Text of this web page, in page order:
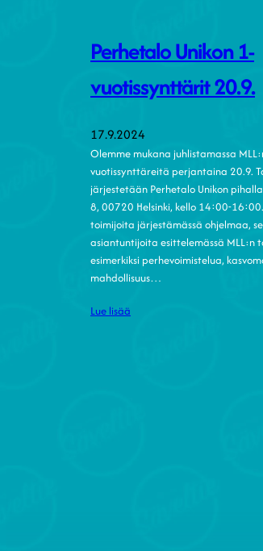
Perhetalo Unikon 1-
vuotissynttärit 20.9.
17.9.2024
Olemme mukana juhlistamassa
vuotissynttäreitä perjantaina 20.9.
järjestetään Perhetalo Unikon
8, 00720 Helsinki, kello 14:00-
toimijoita järjestämässä ohjelmaa,
asiantuntijoita esittelemässä MLL:n
esimerkiksi perhevoimistelua,
mahdollisuus…
Lue lisää